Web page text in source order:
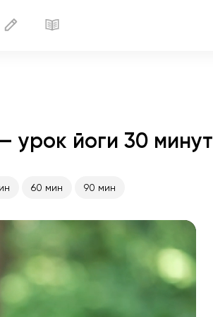
урок йоги 30 минут
60 мин 90 мин
тазового дна
01:44